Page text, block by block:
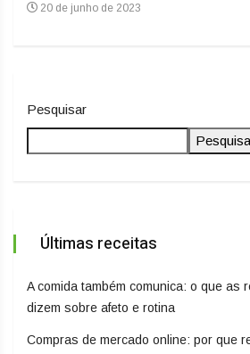
20 de junho de 2023
Pesquisar
Últimas receitas
A comida também comunica: o que as
dizem sobre afeto e rotina
Compras de mercado online: por que